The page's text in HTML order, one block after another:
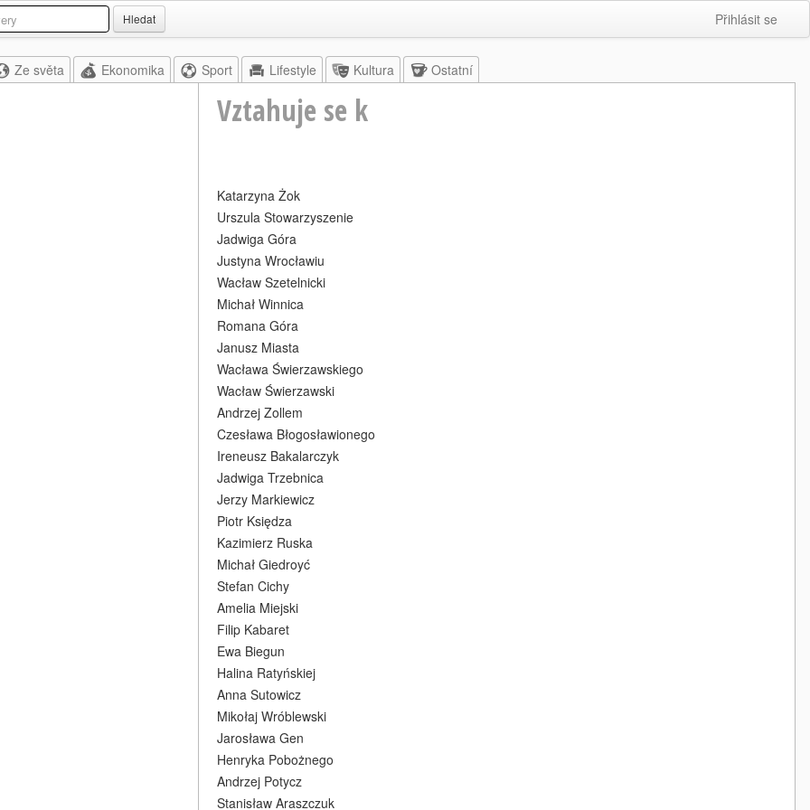
Hledat Přihlásit se
Ze světa Ekonomika Sport Lifestyle Kultura Ostatní
Vztahuje se k
Katarzyna Żok
Urszula Stowarzyszenie
Jadwiga Góra
Justyna Wrocławiu
Wacław Szetelnicki
Michał Winnica
Romana Góra
Janusz Miasta
Wacława Świerzawskiego
Wacław Świerzawski
Andrzej Zollem
Czesława Błogosławionego
Ireneusz Bakalarczyk
Jadwiga Trzebnica
Jerzy Markiewicz
Piotr Księdza
Kazimierz Ruska
Michał Giedroyć
Stefan Cichy
Amelia Miejski
Filip Kabaret
Ewa Biegun
Halina Ratyńskiej
Anna Sutowicz
Mikołaj Wróblewski
Jarosława Gen
Henryka Pobożnego
Andrzej Potycz
Stanisław Araszczuk